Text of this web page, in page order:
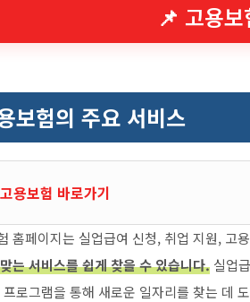
📌 고용
보험의 주요 서비스
고용보험 바로가기
홈페이지는 실업급여 신청, 취업 지원, 고
는 서비스를 쉽게 찾을 수 있습니다. 실업
프로그램을 통해 새로운 일자리를 찾는 데